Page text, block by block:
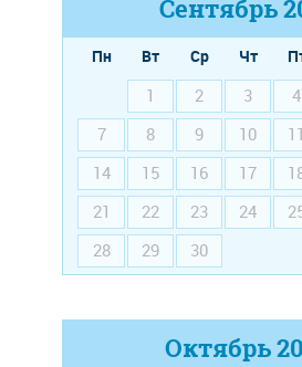
Сентябрь
Пн Вт Ср Чт
1
2 3 4
7
8 9 10 11
14
15 16 17
21
22 23 24
28
29 30
Октябрь